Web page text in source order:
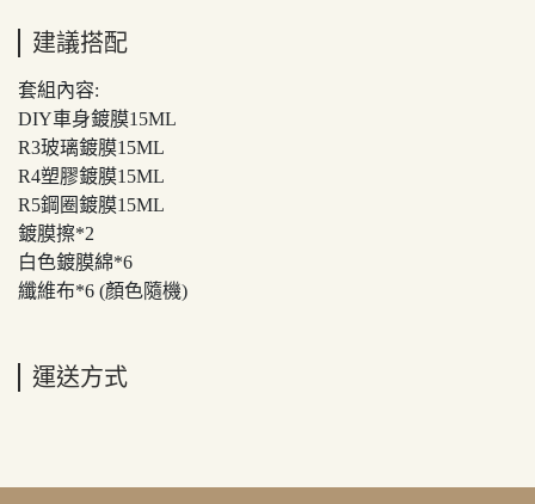
建議搭配
套組內容:
DIY車身鍍膜15ML
R3玻璃鍍膜15ML
R4塑膠鍍膜15ML
R5鋼圈鍍膜15ML
鍍膜擦*2
白色鍍膜綿*6
纖維布*6 (顏色隨機)
運送方式